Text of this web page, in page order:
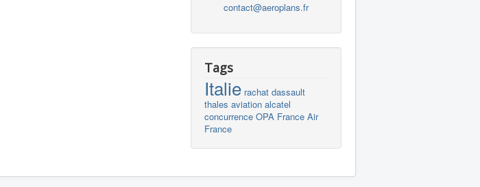
contact@aeroplans.fr
Tags
Italie rachat dassault
thales aviation alcatel
concurrence OPA France Air
France